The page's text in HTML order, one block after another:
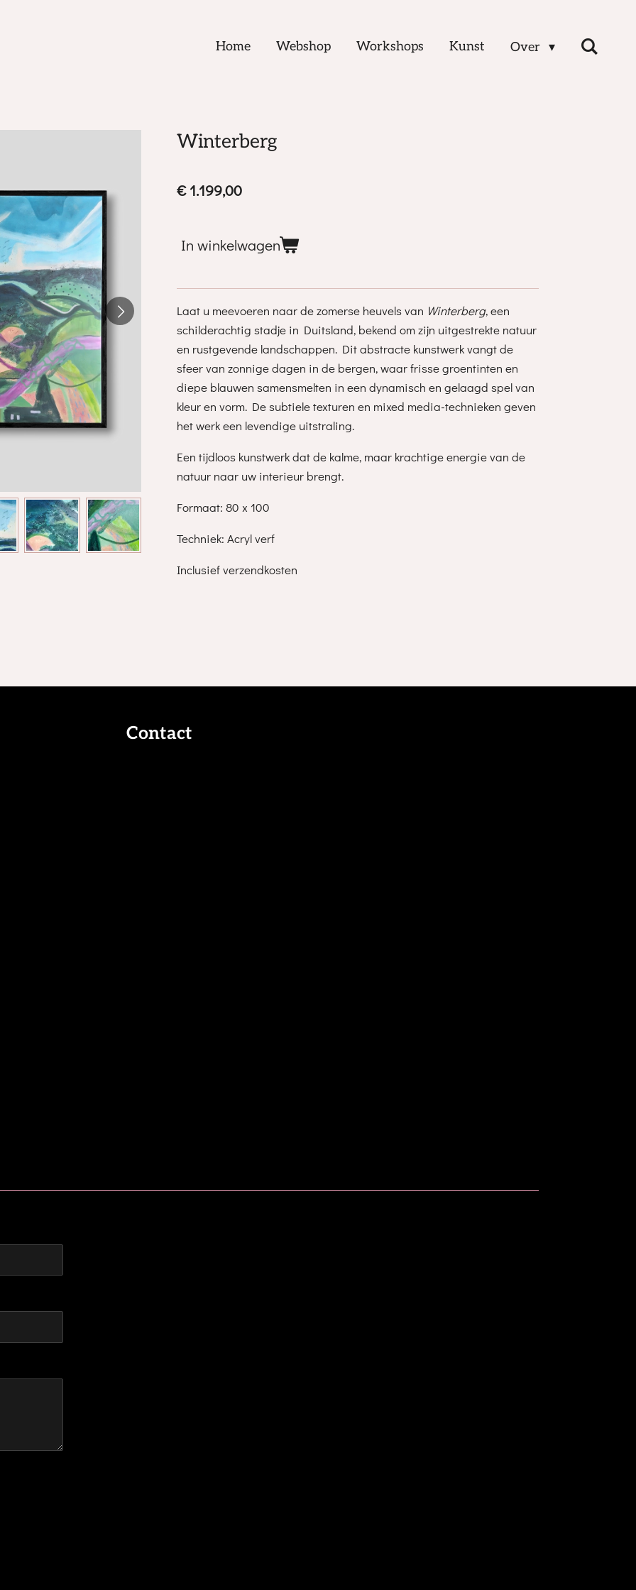
Home Webshop Workshops Kunst Over
Winterberg
€ 1.199,00
In winkelwagen
Laat u meevoeren naar de zomerse heuvels van Winterberg, een
schilderachtig stadje in Duitsland, bekend om zijn uitgestrekte natuur
en rustgevende landschappen. Dit abstracte kunstwerk vangt de
sfeer van zonnige dagen in de bergen, waar frisse groentinten en
diepe blauwen samensmelten in een dynamisch en gelaagd spel van
kleur en vorm. De subtiele texturen en mixed media-technieken geven
het werk een levendige uitstraling.
Een tijdloos kunstwerk dat de kalme, maar krachtige energie van de
natuur naar uw interieur brengt.
Formaat: 80 x 100
Techniek: Acryl verf
Inclusief verzendkosten
Contact